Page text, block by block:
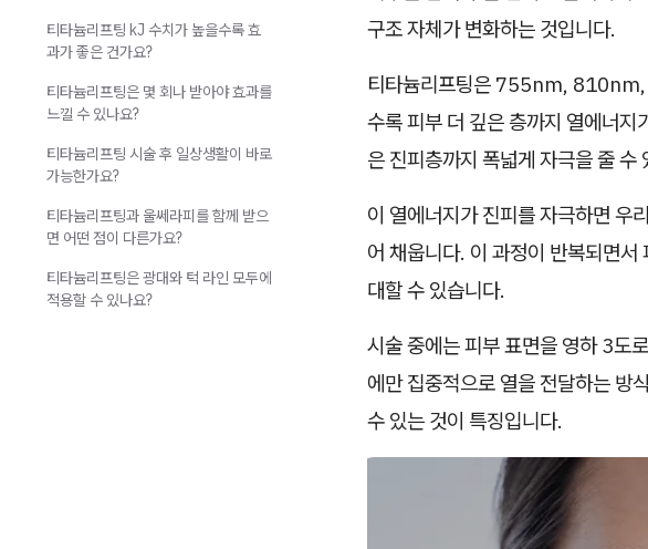
구조 자체가 변화하는 것입니다.
티타늄리프팅은 755nm, 810nm,
수록 피부 더 깊은 층까지 열에너지
은 진피층까지 폭넓게 자극을 줄 수
이 열에너지가 진피를 자극하면 우
어 채웁니다. 이 과정이 반복되면
대할 수 있습니다.
시술 중에는 피부 표면을 영하 3도
에만 집중적으로 열을 전달하는 방
수 있는 것이 특징입니다.
티타늄리프팅 kJ 수치가 높을수록 효
과가 좋은 건가요?
티타늄리프팅은 몇 회나 받아야 효과를
느낄 수 있나요?
티타늄리프팅 시술 후 일상생활이 바로
가능한가요?
티타늄리프팅과 울쎄라피를 함께 받으
면 어떤 점이 다른가요?
티타늄리프팅은 광대와 턱 라인 모두에
적용할 수 있나요?